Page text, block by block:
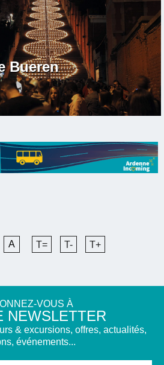
Bueren
A T= T- T+
VOUS À
NEWSLETTER
& excursions, offres, actualités,
événements...